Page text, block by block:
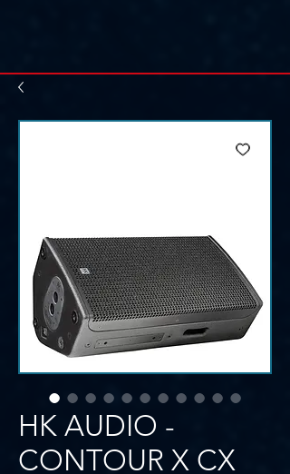
HK AUDIO -
CONTOUR X CX